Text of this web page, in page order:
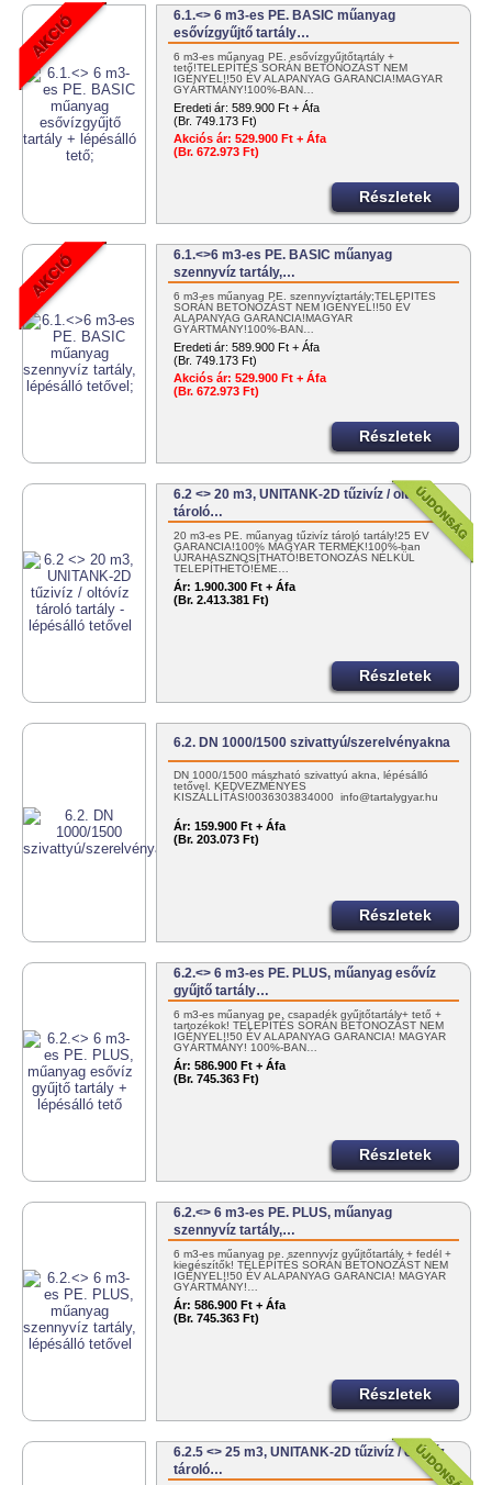
6.1.<> 6 m3-es PE. BASIC műanyag
esővízgyűjtő tartály…
6 m3-es műanyag PE. esővízgyűjtőtartály +
tető!TELEPÍTÉS SORÁN BETONOZÁST NEM
IGÉNYEL!!50 ÉV ALAPANYAG GARANCIA!MAGYAR
GYÁRTMÁNY!100%-BAN…
Eredeti ár: 589.900 Ft + Áfa
(Br. 749.173 Ft)
Akciós ár: 529.900 Ft + Áfa
(Br. 672.973 Ft)
Részletek
6.1.<>6 m3-es PE. BASIC műanyag
szennyvíz tartály,…
6 m3-es műanyag PE. szennyvíztartály;TELEPÍTÉS
SORÁN BETONOZÁST NEM IGÉNYEL!!50 ÉV
ALAPANYAG GARANCIA!MAGYAR
GYÁRTMÁNY!100%-BAN…
Eredeti ár: 589.900 Ft + Áfa
(Br. 749.173 Ft)
Akciós ár: 529.900 Ft + Áfa
(Br. 672.973 Ft)
Részletek
6.2 <> 20 m3, UNITANK-2D tűzivíz / oltóvíz
tároló…
20 m3-es PE. műanyag tűzivíz tároló tartály!25 ÉV
GARANCIA!100% MAGYAR TERMÉK!100%-ban
ÚJRAHASZNOSÍTHATÓ!BETONOZÁS NÉLKÜL
TELEPÍTHETŐ!ÉME…
Ár: 1.900.300 Ft + Áfa
(Br. 2.413.381 Ft)
Részletek
6.2. DN 1000/1500 szivattyú/szerelvényakna
DN 1000/1500 mászható szivattyú akna, lépésálló
tetővel. KEDVEZMÉNYES
KISZÁLLÍTÁS!0036303834000 info@tartalygyar.hu
Ár: 159.900 Ft + Áfa
(Br. 203.073 Ft)
Részletek
6.2.<> 6 m3-es PE. PLUS, műanyag esővíz
gyűjtő tartály…
6 m3-es műanyag pe. csapadék gyűjtőtartály+ tető +
tartozékok! TELEPÍTÉS SORÁN BETONOZÁST NEM
IGÉNYEL!!50 ÉV ALAPANYAG GARANCIA! MAGYAR
GYÁRTMÁNY! 100%-BAN…
Ár: 586.900 Ft + Áfa
(Br. 745.363 Ft)
Részletek
6.2.<> 6 m3-es PE. PLUS, műanyag
szennyvíz tartály,…
6 m3-es műanyag pe. szennyvíz gyűjtőtartály + fedél +
kiegészítők! TELEPÍTÉS SORÁN BETONOZÁST NEM
IGÉNYEL!!50 ÉV ALAPANYAG GARANCIA! MAGYAR
GYÁRTMÁNY!…
Ár: 586.900 Ft + Áfa
(Br. 745.363 Ft)
Részletek
6.2.5 <> 25 m3, UNITANK-2D tűzivíz / oltóvíz
tároló…